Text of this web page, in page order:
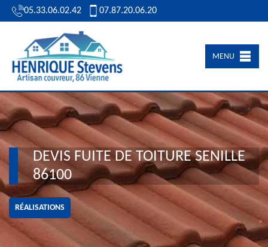
05.33.06.02.42 07.87.20.06.20
MENU
DEVIS FUITE DE TOITURE SENILLE
86100
RÉALISATIONS